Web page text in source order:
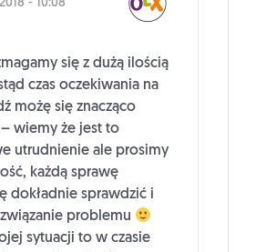
- 10:08
się z dużą ilością
czas oczekiwania na
możę się znacząco
wiemy że jest to
utrudnienie ale prosimy
każdą sprawę
dokładnie sprawdzić i
problemu
sytuacji to w czasie